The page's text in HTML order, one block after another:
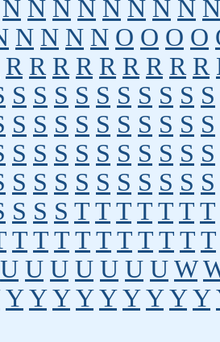
N N N N N N N N N
N N N N O O O O
R R R R R R R R R
S S S S S S S S S S
S S S S S S S S S S
S S S S S S S S S S
S S S S S S S S S S
S S S T T T T T T T
T T T T T T T T T T
U U U U U U U W
Y Y Y Y Y Y Y Y Y